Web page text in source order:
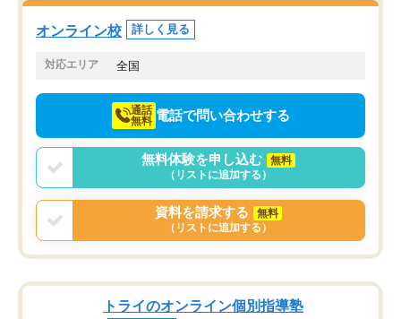
ったです。友達と好きな時間に自習
し、お互いを高めあえる環境がありま
けてらっしゃいますので
オンライン校 詳しく見る
対応エリア 全国
通話
無料 電話で問い合わせする
無料体験を申し込む
無料
（リストに追加する）
資料を請求する
無料
（リストに追加する）
トライのオンライン個別指導塾